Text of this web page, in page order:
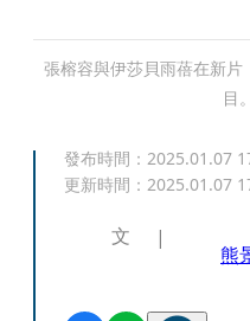
張榕容與伊莎貝雨蓓在新
目
發布時間： 2025.01.07
更新時間： 2025.01.07
文
熊